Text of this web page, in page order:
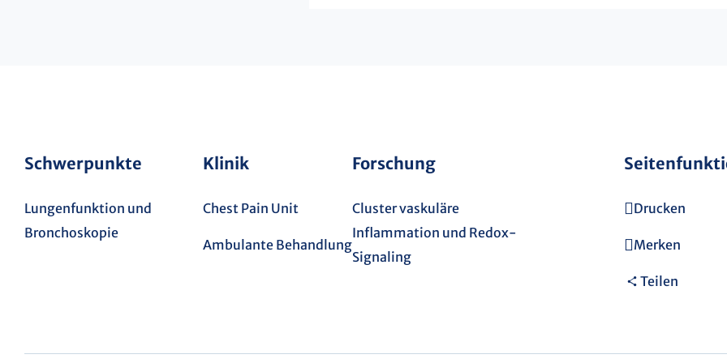
Schwerpunkte
Lungenfunktion und
Bronchoskopie
Klinik
Chest Pain Unit
Ambulante Behandlung
Forschung
Cluster vaskuläre
Inflammation und Redox-
Signaling
Drucken
Merken
Teilen